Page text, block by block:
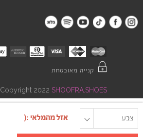
צבע מידה
קנייה מאובטחת
Copyright 2022 SHOOFRA.SHOES